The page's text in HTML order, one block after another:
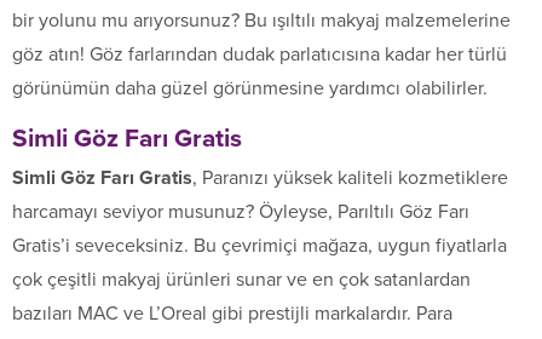
bir yolunu mu arıyorsunuz? Bu ışıltılı makyaj malzemelerine
göz atın! Göz farlarından dudak parlatıcısına kadar her türlü
görünümün daha güzel görünmesine yardımcı olabilirler.
Simli Göz Farı Gratis
Simli Göz Farı Gratis, Paranızı yüksek kaliteli kozmetiklere
harcamayı seviyor musunuz? Öyleyse, Parıltılı Göz Farı
Gratis’i seveceksiniz. Bu çevrimiçi mağaza, uygun fiyatlarla
çok çeşitli makyaj ürünleri sunar ve en çok satanlardan
bazıları MAC ve L’Oreal gibi prestijli markalardır. Para